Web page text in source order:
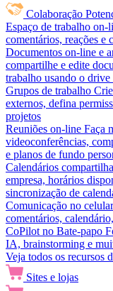
Colaboração
Espaço de trabalho on-
comentários, reações e
Documentos on-line e
compartilhe e edite
trabalho usando o drive
Grupos de trabalho
externos, defina
projetos
Reuniões on-line Faça
videoconferências,
e planos de fundo
Calendários
empresa, horários
sincronização de
Comunicação no celular
comentários,
CoPilot no Bate-papo
IA, brainstorming e
Veja todos os recursos
Sites e lojas